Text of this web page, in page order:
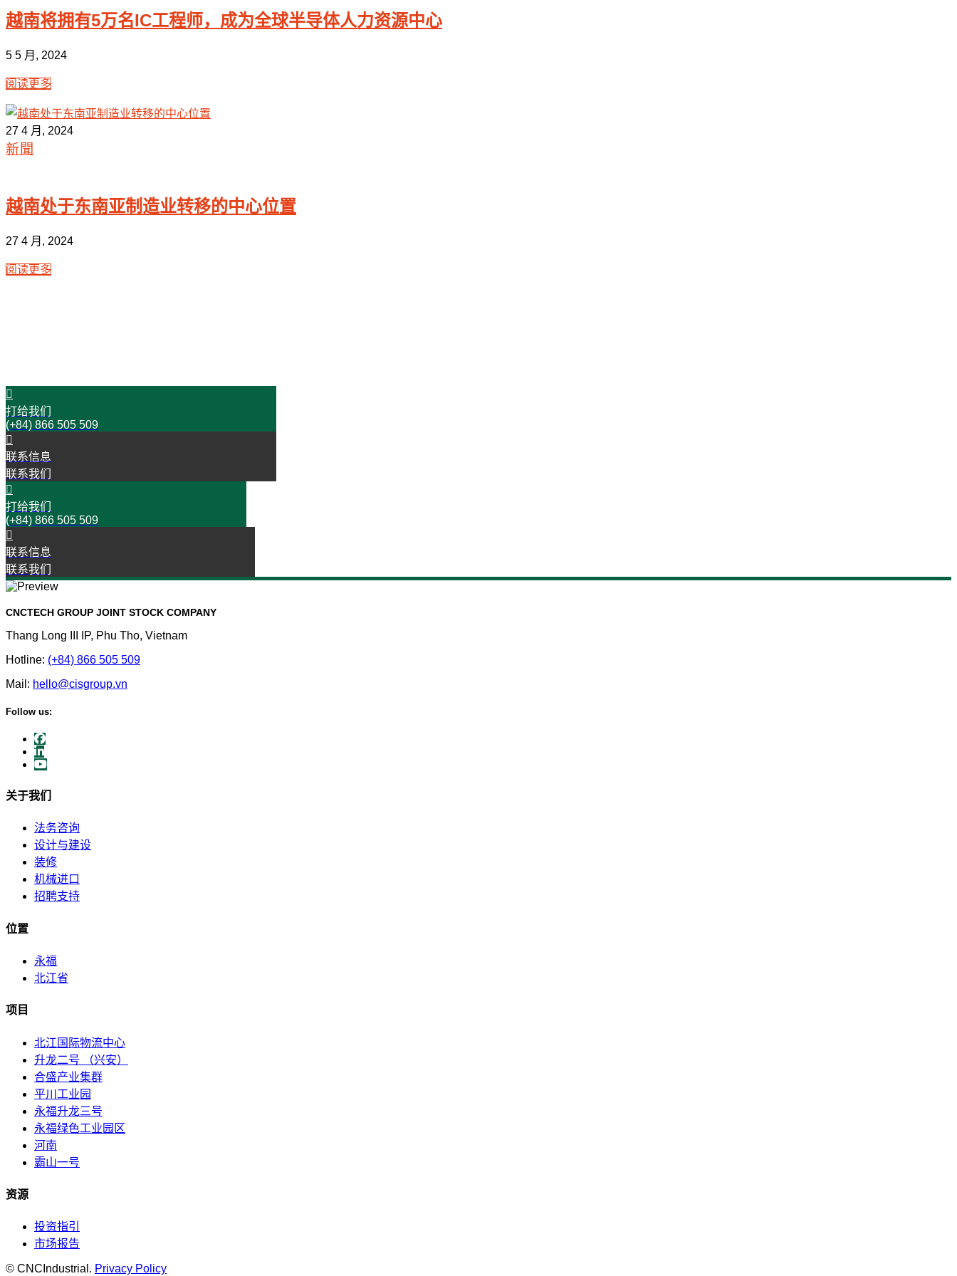
越南将拥有5万名IC工程师，成为全球半导体人力资源中心
5 5 月, 2024
阅读更多
27 4 月, 2024
新聞
越南处于东南亚制造业转移的中心位置
27 4 月, 2024
阅读更多
打给我们
(+84) 866 505 509
联系信息
联系我们
打给我们
(+84) 866 505 509
联系信息
联系我们
CNCTECH GROUP JOINT STOCK COMPANY
Thang Long III IP, Phu Tho, Vietnam
Hotline: (+84) 866 505 509
Mail: hello@cisgroup.vn
Follow us:
关于我们
法务咨询
设计与建设
装修
机械进口
招聘支持
位置
永福
北江省
项目
北江国际物流中心
升龙二号 （兴安）
合盛产业集群
平川工业园
永福升龙三号
永福绿色工业园区
河南
霸山一号
资源
投资指引
市场报告
© CNCIndustrial. Privacy Policy